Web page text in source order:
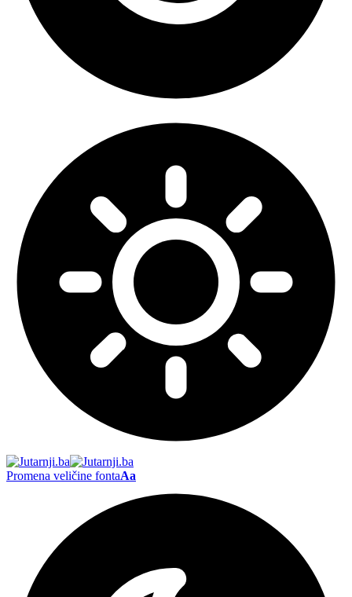
Promena veličine fontaAa